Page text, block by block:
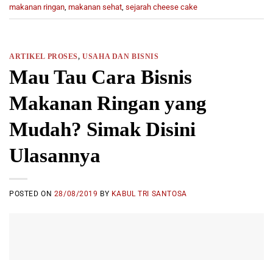
makanan ringan, makanan sehat, sejarah cheese cake
ARTIKEL PROSES,USAHA DAN BISNIS
Mau Tau Cara Bisnis
Makanan Ringan yang
Mudah? Simak Disini
Ulasannya
POSTED ON 28/08/2019 BY KABUL TRI SANTOSA